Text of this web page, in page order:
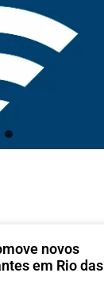
novos
em Rio das